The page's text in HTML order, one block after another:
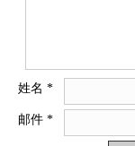
姓名 *
邮件 *